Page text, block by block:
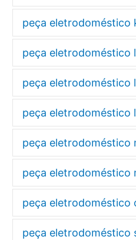
peça eletrodoméstico
peça eletrodoméstico
peça eletrodoméstico
peça eletrodoméstico
peça eletrodoméstico
peça eletrodoméstico
peça eletrodoméstico
peça eletrodoméstico